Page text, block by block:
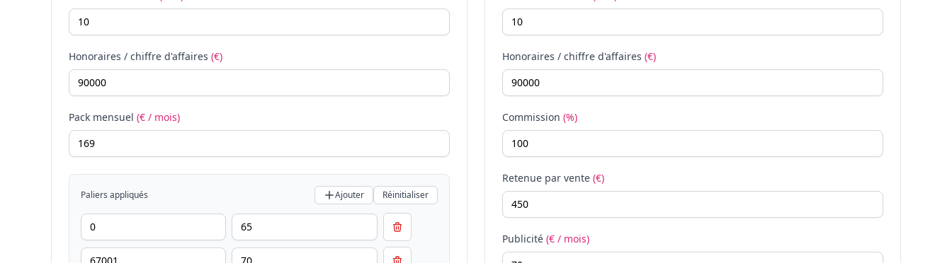
Honoraires / chiffre d'affaires (€)
Pack mensuel (€ / mois)
Paliers appliqués Ajouter Réinitialiser
Honoraires / chiffre d'affaires (€)
Commission (%)
Retenue par vente (€)
Publicité (€ / mois)